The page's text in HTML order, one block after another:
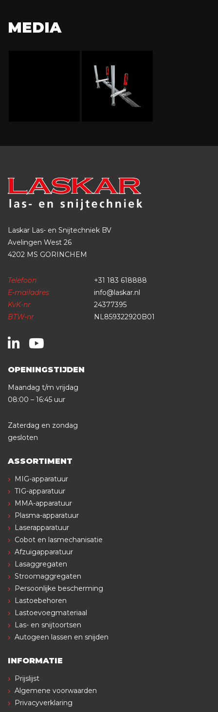
MEDIA
Laskar Las- en Snijtechniek BV
Avelingen West 26
4202 MS GORINCHEM
Telefoon
+31 183 618888
E-mailadres
info@laskar.nl
KvK-nr
24377395
BTW-nr
NL859322920B01
OPENINGSTIJDEN
Maandag t/m vrijdag
08:00 – 16:45 uur
Zaterdag en zondag
gesloten
ASSORTIMENT
MIG-apparatuur
TIG-apparatuur
MMA-apparatuur
Plasma-apparatuur
Laserapparatuur
Cobot en lasmechanisatie
Afzuigapparatuur
Lasaggregaten
Stroomaggregaten
Persoonlijke bescherming
Lastoebehoren
Lastoevoegmateriaal
Las- en snijtoortsen
Autogeen lassen en snijden
INFORMATIE
Prijslijst
Algemene voorwaarden
Privacyverklaring